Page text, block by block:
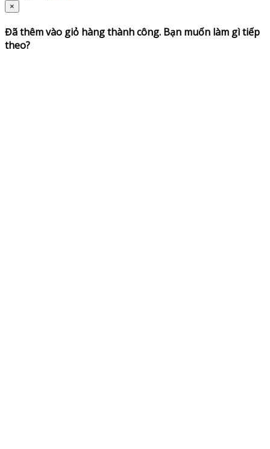
×
Đã thêm vào giỏ hàng thành công. Bạn muốn làm gì tiếp
theo?